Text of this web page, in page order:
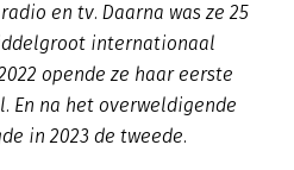
en tv. Daarna was ze 25
internationaal
opende ze haar eerste
En na het overweldigende
in 2023 de tweede.